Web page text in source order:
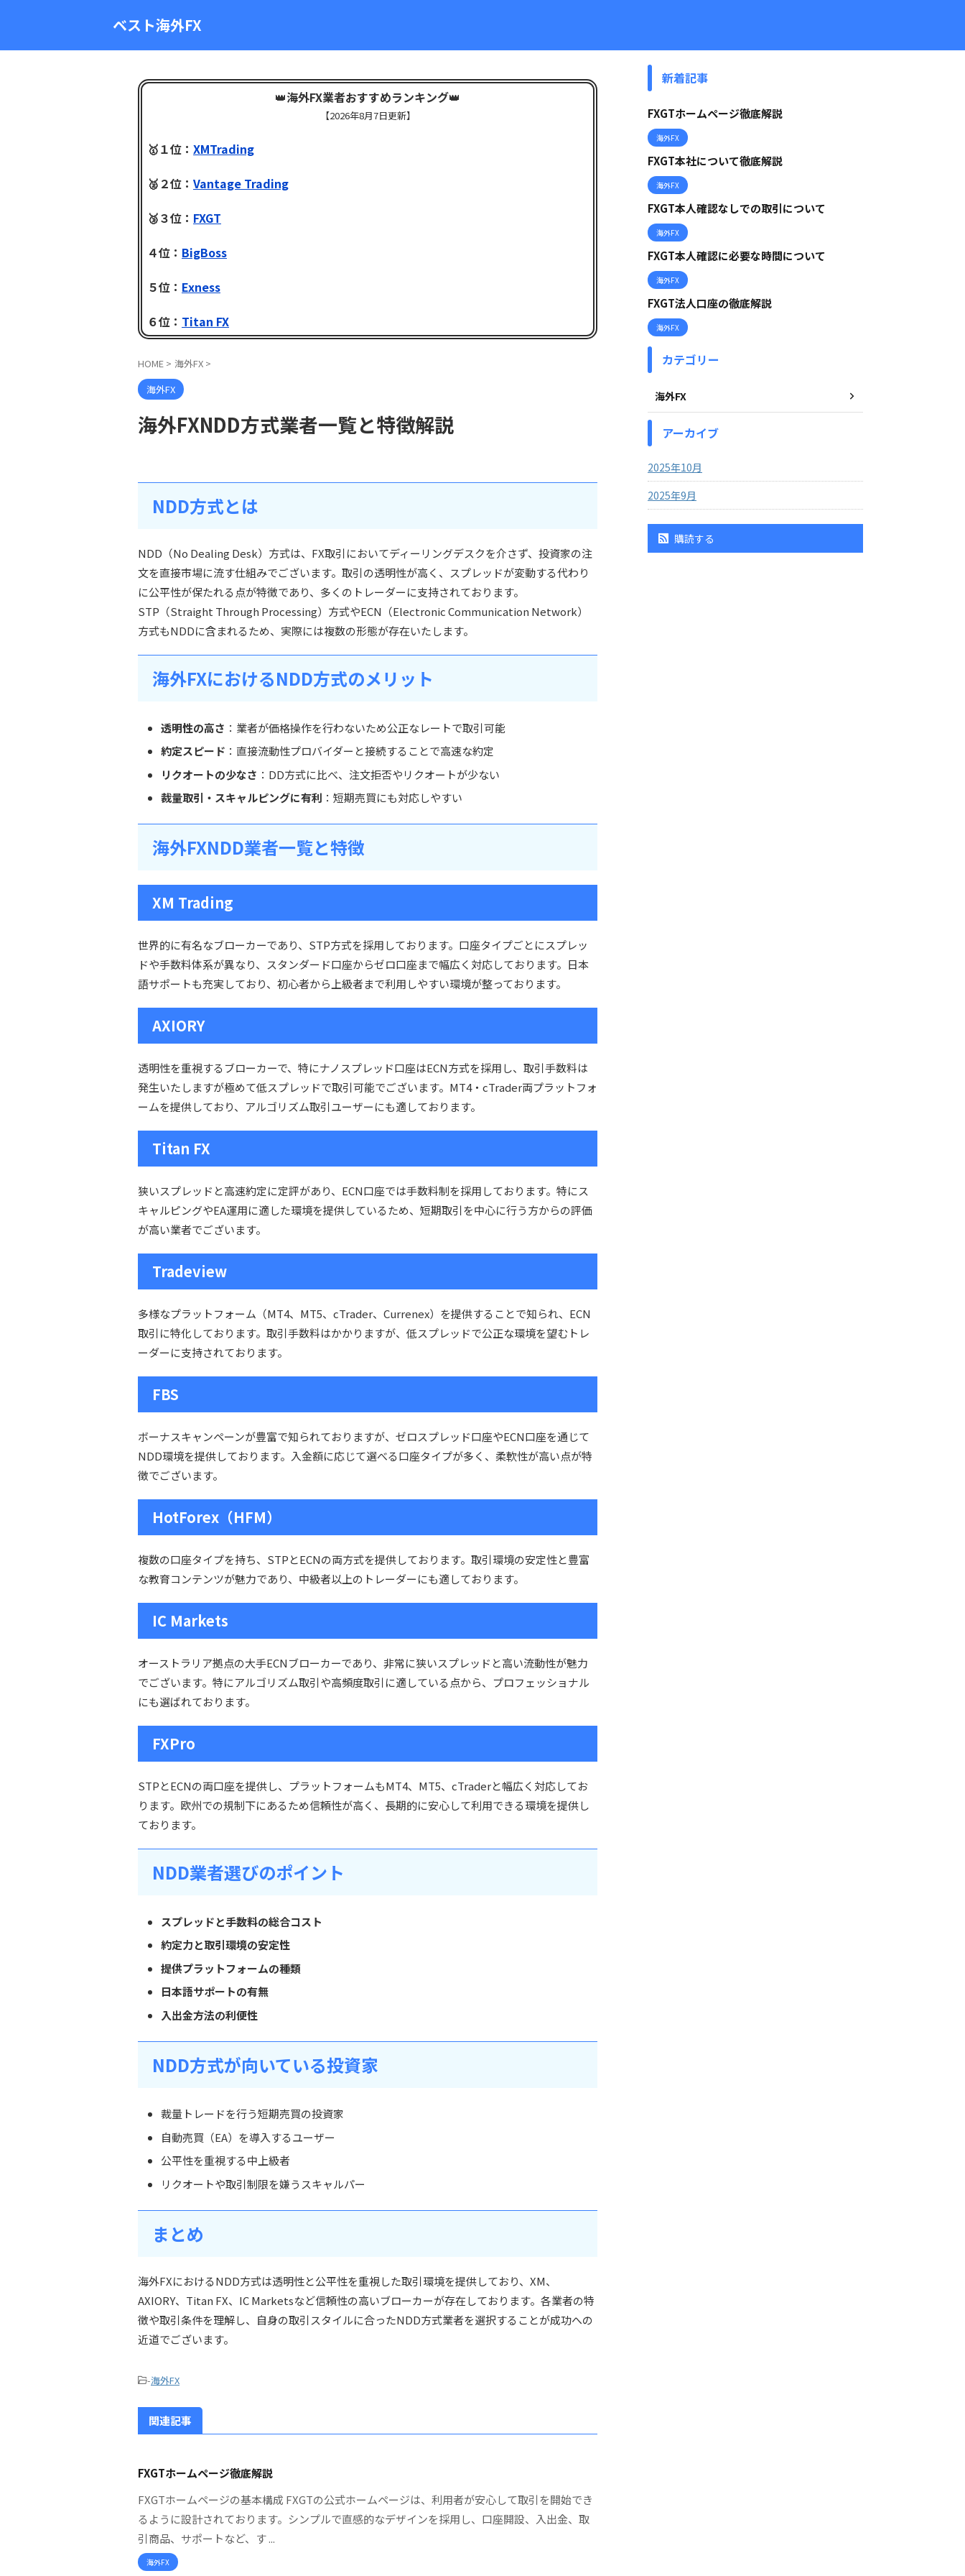
ベスト海外FX
👑海外FX業者おすすめランキング👑
【2026年8月7日更新】
🥇１位： XMTrading
🥈２位： Vantage Trading
🥉３位： FXGT
４位： BigBoss
５位： Exness
６位： Titan FX
HOME > 海外FX >
海外FX
海外FXNDD方式業者一覧と特徴解説
NDD方式とは
NDD（No Dealing Desk）方式は、FX取引においてディーリングデスクを介さず、投資家の注
文を直接市場に流す仕組みでございます。取引の透明性が高く、スプレッドが変動する代わり
に公平性が保たれる点が特徴であり、多くのトレーダーに支持されております。
STP（Straight Through Processing）方式やECN（Electronic Communication Network）
方式もNDDに含まれるため、実際には複数の形態が存在いたします。
海外FXにおけるNDD方式のメリット
透明性の高さ ：業者が価格操作を行わないため公正なレートで取引可能
約定スピード ：直接流動性プロバイダーと接続することで高速な約定
リクオートの少なさ ：DD方式に比べ、注文拒否やリクオートが少ない
裁量取引・スキャルピングに有利 ：短期売買にも対応しやすい
海外FXNDD業者一覧と特徴
XM Trading
世界的に有名なブローカーであり、STP方式を採用しております。口座タイプごとにスプレッ
ドや手数料体系が異なり、スタンダード口座からゼロ口座まで幅広く対応しております。日本
語サポートも充実しており、初心者から上級者まで利用しやすい環境が整っております。
AXIORY
透明性を重視するブローカーで、特にナノスプレッド口座はECN方式を採用し、取引手数料は
発生いたしますが極めて低スプレッドで取引可能でございます。MT4・cTrader両プラットフォ
ームを提供しており、アルゴリズム取引ユーザーにも適しております。
Titan FX
狭いスプレッドと高速約定に定評があり、ECN口座では手数料制を採用しております。特にス
キャルピングやEA運用に適した環境を提供しているため、短期取引を中心に行う方からの評価
が高い業者でございます。
Tradeview
多様なプラットフォーム（MT4、MT5、cTrader、Currenex）を提供することで知られ、ECN
取引に特化しております。取引手数料はかかりますが、低スプレッドで公正な環境を望むトレ
ーダーに支持されております。
FBS
ボーナスキャンペーンが豊富で知られておりますが、ゼロスプレッド口座やECN口座を通じて
NDD環境を提供しております。入金額に応じて選べる口座タイプが多く、柔軟性が高い点が特
徴でございます。
HotForex（HFM）
複数の口座タイプを持ち、STPとECNの両方式を提供しております。取引環境の安定性と豊富
な教育コンテンツが魅力であり、中級者以上のトレーダーにも適しております。
IC Markets
オーストラリア拠点の大手ECNブローカーであり、非常に狭いスプレッドと高い流動性が魅力
でございます。特にアルゴリズム取引や高頻度取引に適している点から、プロフェッショナル
にも選ばれております。
FXPro
STPとECNの両口座を提供し、プラットフォームもMT4、MT5、cTraderと幅広く対応してお
ります。欧州での規制下にあるため信頼性が高く、長期的に安心して利用できる環境を提供し
ております。
NDD業者選びのポイント
スプレッドと手数料の総合コスト
約定力と取引環境の安定性
提供プラットフォームの種類
日本語サポートの有無
入出金方法の利便性
NDD方式が向いている投資家
裁量トレードを行う短期売買の投資家
自動売買（EA）を導入するユーザー
公平性を重視する中上級者
リクオートや取引制限を嫌うスキャルパー
まとめ
海外FXにおけるNDD方式は透明性と公平性を重視した取引環境を提供しており、XM、
AXIORY、Titan FX、IC Marketsなど信頼性の高いブローカーが存在しております。各業者の特
徴や取引条件を理解し、自身の取引スタイルに合ったNDD方式業者を選択することが成功への
近道でございます。
-海外FX
関連記事
FXGTホームページ徹底解説
FXGTホームページの基本構成 FXGTの公式ホームページは、利用者が安心して取引を開始でき
るように設計されております。シンプルで直感的なデザインを採用し、口座開設、入出金、取
引商品、サポートなど、す ...
海外FX
新着記事
FXGTホームページ徹底解説
海外FX
FXGT本社について徹底解説
海外FX
FXGT本人確認なしでの取引について
海外FX
FXGT本人確認に必要な時間について
海外FX
FXGT法人口座の徹底解説
海外FX
カテゴリー
海外FX
アーカイブ
2025年10月
2025年9月
購読する